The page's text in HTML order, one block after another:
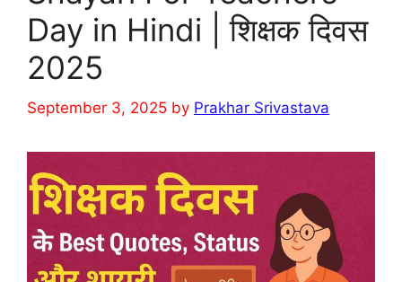
Day in Hindi | शिक्षक दिवस
2025
September 3, 2025 by Prakhar Srivastava